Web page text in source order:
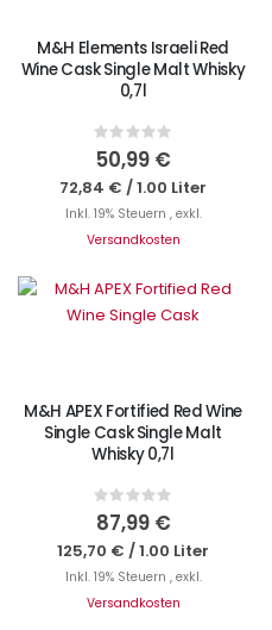
M&H Elements Israeli Red
Wine Cask Single Malt Whisky
0,7l
Rating:
0%
50,99 €
72,84 € /1.00 Liter
Inkl. 19% Steuern , exkl.
Versandkosten
IN DEN WARENKORB
M&H APEX Fortified Red Wine
Single Cask Single Malt
Whisky 0,7l
Rating:
0%
87,99 €
125,70 € /1.00 Liter
Inkl. 19% Steuern , exkl.
Versandkosten